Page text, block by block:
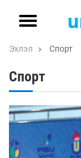
Эхлэл Спорт
Спорт